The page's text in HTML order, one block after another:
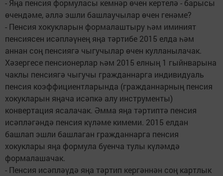
- Яңа пенсия формуласы кемнәр өчен кертелә - барысы
өчендәме, әллә эшли башлаучылар өчен генәме?
- Пенсия хокукларын формалаштыру һәм иминият
пенсиясен исәпләүнең яңа тәртибе 2015 елда һәм
аннан соң пенсиягә чыгучылар өчен кулланылачак.
Хәзергесе пенсионерлар һәм 2015 елның 1 гыйнварына
чаклы пенсиягә чыгучы гражданнарга индивидуаль
пенсия коэффициентларында (гражданнарның пенсия
хокукларын яңача исәпкә алу инструменты)
конвертация ясалачак. Әмма яңа тәртиптә пенсия
исәпләгәндә пенсия күләме кимеми. 2015 елдан
башлап эшли башлаган гражданнарга пенсия
хокуклары яңа формула буенча тулы күләмдә
формалашачак.
- Пенсия исәпләүдә яңа тәртип кергәннән соң картлык